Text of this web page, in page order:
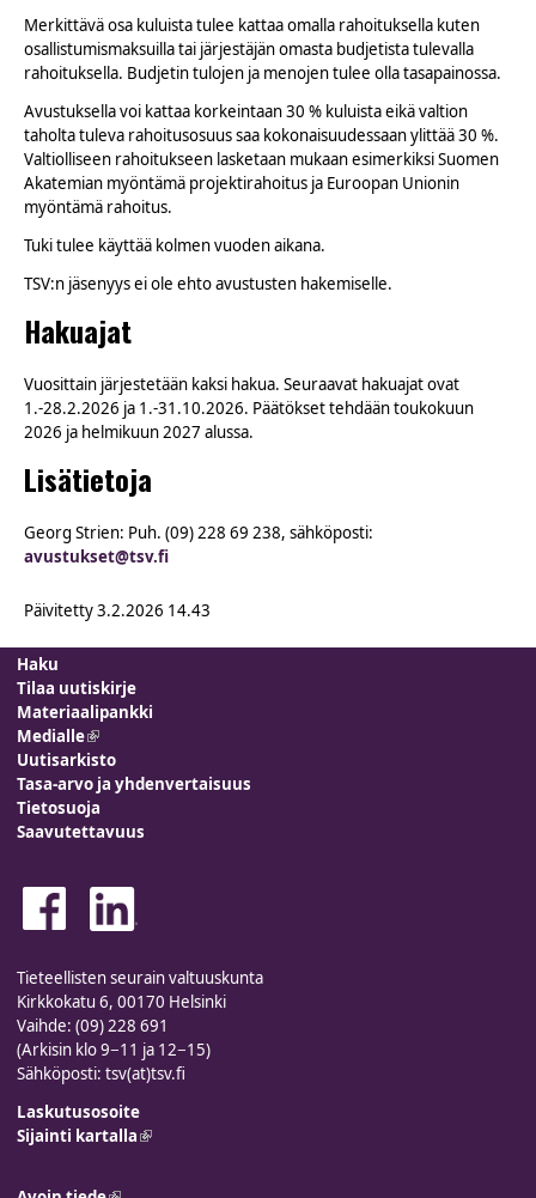
Merkittävä osa kuluista tulee kattaa omalla rahoituksella kuten
osallistumismaksuilla tai järjestäjän omasta budjetista tulevalla
rahoituksella. Budjetin tulojen ja menojen tulee olla tasapainossa.
Avustuksella voi kattaa korkeintaan 30 % kuluista eikä valtion
taholta tuleva rahoitusosuus saa kokonaisuudessaan ylittää 30 %.
Valtiolliseen rahoitukseen lasketaan mukaan esimerkiksi Suomen
Akatemian myöntämä projektirahoitus ja Euroopan Unionin
myöntämä rahoitus.
Tuki tulee käyttää kolmen vuoden aikana.
TSV:n jäsenyys ei ole ehto avustusten hakemiselle.
Hakuajat
Vuosittain järjestetään kaksi hakua. Seuraavat hakuajat ovat
1.-28.2.2026 ja 1.-31.10.2026. Päätökset tehdään toukokuun
2026 ja helmikuun 2027 alussa.
Lisätietoja
Georg Strien: Puh. (09) 228 69 238, sähköposti:
avustukset@tsv.fi
Päivitetty3.2.2026 14.43
Haku
Tilaa uutiskirje
Materiaalipankki
Medialle(link is external)
Uutisarkisto
Tasa-arvo ja yhdenvertaisuus
Tietosuoja
Saavutettavuus
Tieteellisten seurain valtuuskunta
Kirkkokatu 6, 00170 Helsinki
Vaihde: (09) 228 691
(Arkisin klo 9−11 ja 12−15)
Sähköposti: tsv(at)tsv.fi
Laskutusosoite
Sijainti kartalla(link is external)